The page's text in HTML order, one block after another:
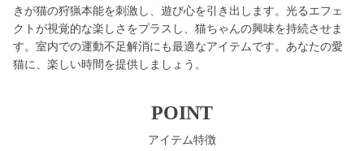
きが猫の狩猟本能を刺激し、遊び心を引き出します。光るエフェ
クトが視覚的な楽しさをプラスし、猫ちゃんの興味を持続させま
す。室内での運動不足解消にも最適なアイテムです。あなたの愛
猫に、楽しい時間を提供しましょう。
POINT
アイテム特徴